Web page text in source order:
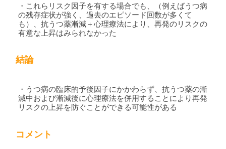
・これらリスク因子を有する場合でも、（例えばうつ病
の残存症状が強く、過去のエピソード回数が多くて
も）、抗うつ薬漸減＋心理療法により、再発のリスクの
有意な上昇はみられなかった
結論
・うつ病の臨床的予後因子にかかわらず、抗うつ薬の漸
減中および漸減後に心理療法を併用することにより再発
リスクの上昇を防ぐことができる可能性がある
コメント